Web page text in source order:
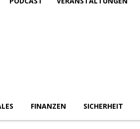
FINANZEN SICHERHEIT